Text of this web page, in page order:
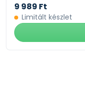
9 989 Ft
Limitált készlet